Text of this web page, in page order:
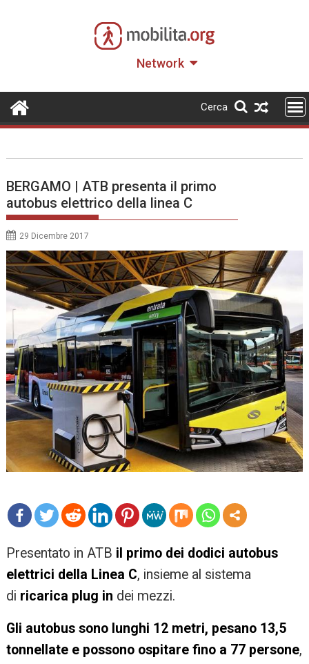
Network
Cerca
BERGAMO | ATB presenta il primo
autobus elettrico della linea C
29 Dicembre 2017
re
Presentato in ATB il primo dei dodici autobus
elettrici della Linea C, insieme al sistema
di ricarica plug in dei mezzi.
Gli autobus sono lunghi 12 metri, pesano 13,5
tonnellate e possono ospitare fino a 77 persone,